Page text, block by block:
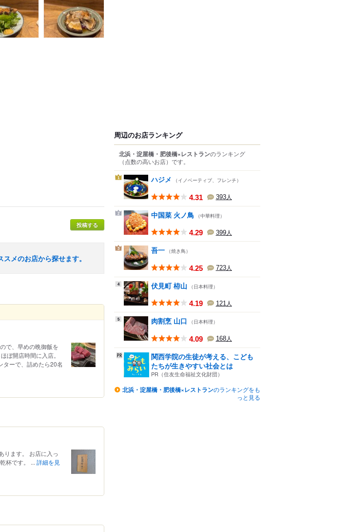
投稿する
メのお店から探せます。
で、早めの晩御飯を
ぼ開店時間に入店。
ターで、詰めたら20名
ります。 お店に入っ
杯です。 ... 詳細を見
周辺のお店ランキング
北浜・淀屋橋・肥後橋×レストランのランキング
（点数の高いお店） です。
1 ハジメ （イノベーティブ、フレンチ）
4.31 393人
2 中国菜 火ノ鳥 （中華料理）
4.29 399人
3 吾一 （焼き鳥）
4.25 723人
4 伏見町 栫山 （日本料理）
4.19 121 人
5 肉割烹 山口 （日本料理）
4.09 168人
関西学院の生徒が考える、こども
たちが生きやすい社会とは
PR（住友生命福祉文化財団）
北浜・淀屋橋・肥後橋×レストランのランキングをも
っと見る